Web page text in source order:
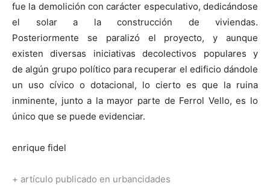
fue la demolición con carácter especulativo, dedicándose
el solar a la construcción de viviendas.
Posteriormente se paralizó el proyecto, y aunque
existen diversas iniciativas decolectivos populares y
de algún grupo político para recuperar el edificio dándole
un uso cívico o dotacional, lo cierto es que la ruina
inminente, junto a la mayor parte de Ferrol Vello, es lo
único que se puede evidenciar.
enrique fidel
+ artículo publicado en urbancidades